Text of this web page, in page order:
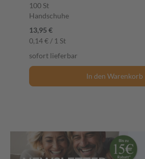
100 St
Handschuhe
13,95 €
0,14 € / 1 St
sofort lieferbar
In den Warenkorb